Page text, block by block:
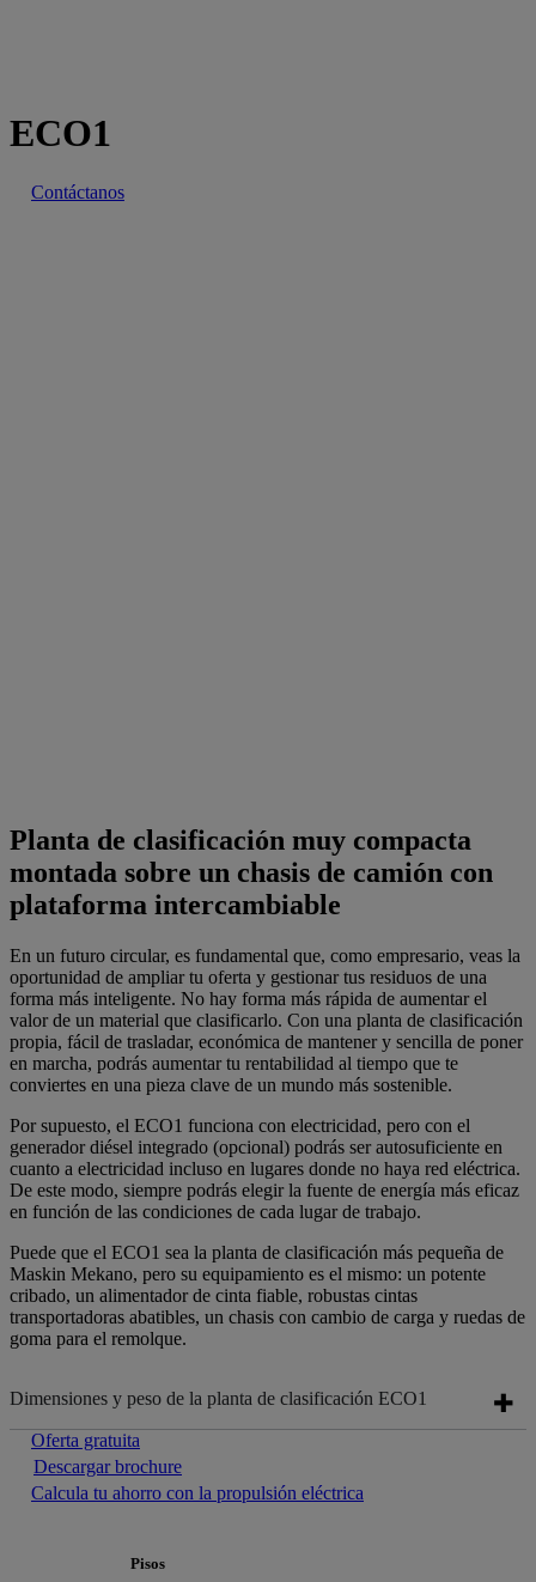
ECO1
Contáctanos
Planta de clasificación muy compacta
montada sobre un chasis de camión con
plataforma intercambiable
En un futuro circular, es fundamental que, como empresario, veas la
oportunidad de ampliar tu oferta y gestionar tus residuos de una
forma más inteligente. No hay forma más rápida de aumentar el
valor de un material que clasificarlo. Con una planta de clasificación
propia, fácil de trasladar, económica de mantener y sencilla de poner
en marcha, podrás aumentar tu rentabilidad al tiempo que te
conviertes en una pieza clave de un mundo más sostenible.
Por supuesto, el ECO1 funciona con electricidad, pero con el
generador diésel integrado (opcional) podrás ser autosuficiente en
cuanto a electricidad incluso en lugares donde no haya red eléctrica.
De este modo, siempre podrás elegir la fuente de energía más eficaz
en función de las condiciones de cada lugar de trabajo.
Puede que el ECO1 sea la planta de clasificación más pequeña de
Maskin Mekano, pero su equipamiento es el mismo: un potente
cribado, un alimentador de cinta fiable, robustas cintas
transportadoras abatibles, un chasis con cambio de carga y ruedas de
goma para el remolque.
Dimensiones y peso de la planta de clasificación ECO1
Oferta gratuita
Descargar brochure
Calcula tu ahorro con la propulsión eléctrica
Pisos